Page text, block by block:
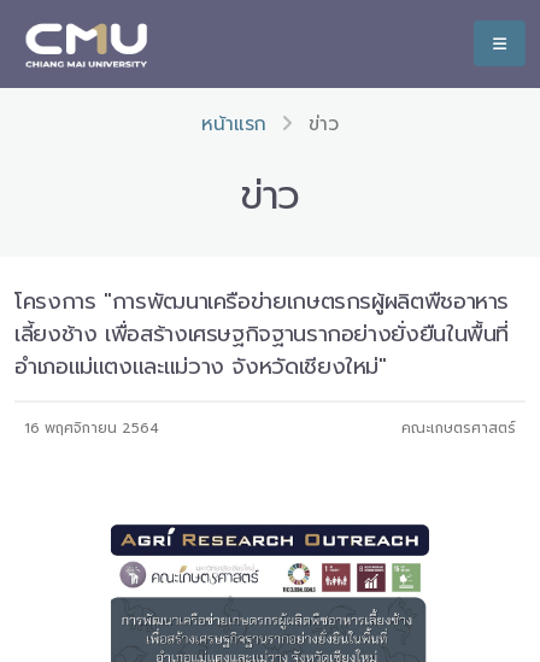
หน้าแรก ข่าว
ข่าว
โครงการ "การพัฒนาเครือข่ายเกษตรกรผู้ผลิตพืชอาหาร
เลี้ยงช้าง เพื่อสร้างเศรษฐกิจฐานรากอย่างยั่งยืนในพื้นที่
อำเภอแม่แตงและแม่วาง จังหวัดเชียงใหม่"
16 พฤศจิกายน 2564 คณะเกษตรศาสตร์